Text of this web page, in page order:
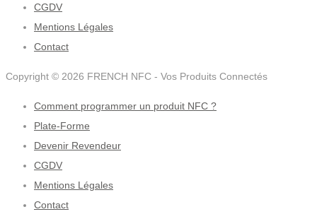
CGDV
Mentions Légales
Contact
Copyright © 2026 FRENCH NFC - Vos Produits Connectés
Comment programmer un produit NFC ?
Plate-Forme
Devenir Revendeur
CGDV
Mentions Légales
Contact